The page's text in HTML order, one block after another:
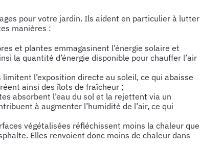
pour votre jardin. Ils aident en particulier à lutter
manières :
et plantes emmagasinent l’énergie solaire et
la quantité d’énergie disponible pour chauffer l’air
l’exposition directe au soleil, ce qui abaisse
ainsi des îlots de fraîcheur ;
absorbent l’eau du sol et la rejettent via un
à augmenter l’humidité de l’air, ce qui
végétalisées réfléchissent moins la chaleur que
Elles renvoient donc moins de chaleur dans